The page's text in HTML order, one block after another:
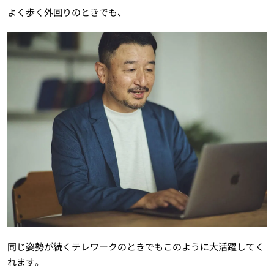
よく歩く外回りのときでも、
同じ姿勢が続くテレワークのときでもこのように大活躍してく
れます。